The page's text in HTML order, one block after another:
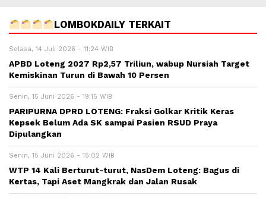
LOMBOKDAILY TERKAIT
Selasa, 14 Juli 2026 - 11:24 WIB
APBD Loteng 2027 Rp2,57 Triliun, wabup Nursiah Target
Kemiskinan Turun di Bawah 10 Persen
Senin, 15 Juni 2026 - 19:15 WIB
PARIPURNA DPRD LOTENG: Fraksi Golkar Kritik Keras
Kepsek Belum Ada SK sampai Pasien RSUD Praya
Dipulangkan
Senin, 15 Juni 2026 - 15:02 WIB
WTP 14 Kali Berturut-turut, NasDem Loteng: Bagus di
Kertas, Tapi Aset Mangkrak dan Jalan Rusak